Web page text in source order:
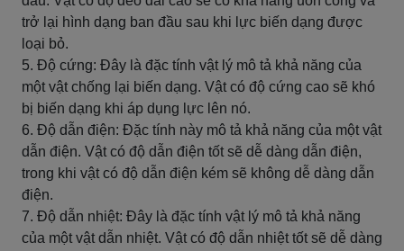
trở lại hình dạng ban đầu sau khi lực biến dạng được
loại bỏ.
5. Độ cứng: Đây là đặc tính vật lý mô tả khả năng của
một vật chống lại biến dạng. Vật có độ cứng cao sẽ khó
bị biến dạng khi áp dụng lực lên nó.
6. Độ dẫn điện: Đặc tính này mô tả khả năng của một vật
dẫn điện. Vật có độ dẫn điện tốt sẽ dễ dàng dẫn điện,
trong khi vật có độ dẫn điện kém sẽ không dễ dàng dẫn
điện.
7. Độ dẫn nhiệt: Đây là đặc tính vật lý mô tả khả năng
của một vật dẫn nhiệt. Vật có độ dẫn nhiệt tốt sẽ dễ dàng